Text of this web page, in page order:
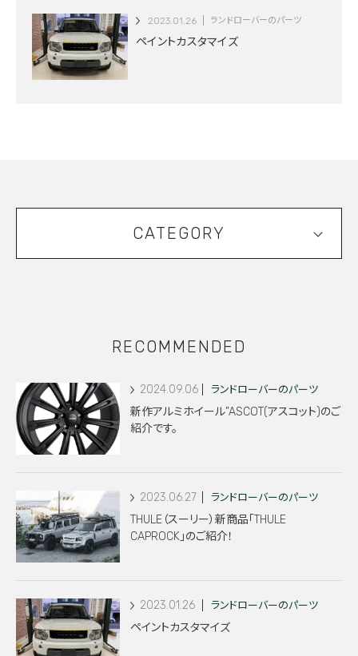
2023.01.26 ランドローバーのパーツ
ペイントカスタマイズ
CATEGORY
RECOMMENDED
2024.09.06 ランドローバーのパーツ
新作アルミホイール”ASCOT(アスコット)のご
紹介です。
2023.06.27 ランドローバーのパーツ
THULE（スーリー）新商品「THULE
CAPROCK」のご紹介！
2023.01.26 ランドローバーのパーツ
ペイントカスタマイズ